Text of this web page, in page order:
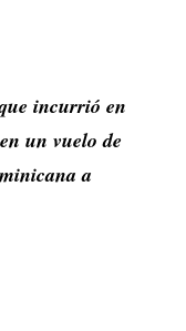
incurrió en
un vuelo de
a